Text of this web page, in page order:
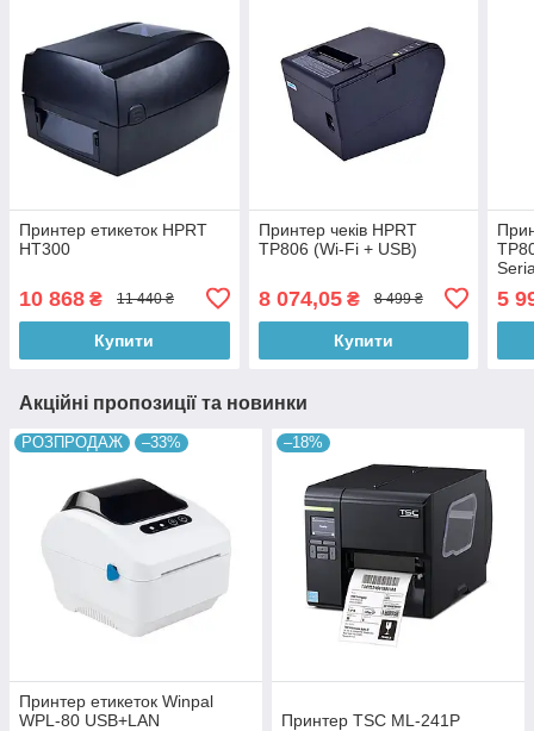
Принтер етикеток HPRT
HT300
10 868 ₴ 11 440 ₴
Купити
Принтер чеків HPRT
TP806 (Wi-Fi + USB)
8 074,05₴ 8 499 ₴
Купити
5
Акційні пропозиції та новинки
РОЗПРОДАЖ –33%
Принтер етикеток Winpal
WPL-80 USB+LAN
–18%
Принтер TSC ML-241Р